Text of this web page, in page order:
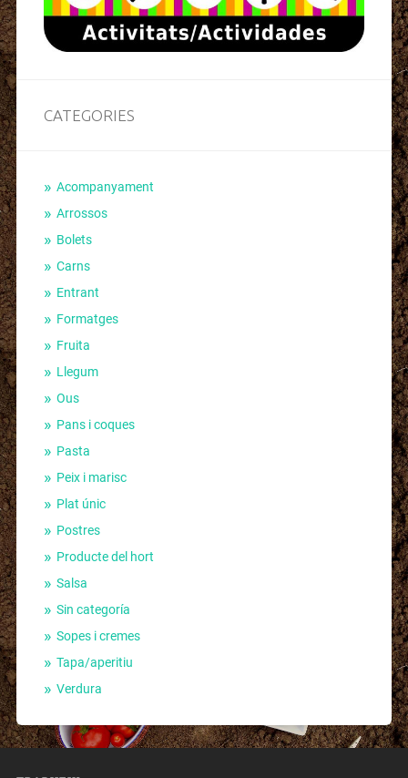
CATEGORIES
Acompanyament
Arrossos
Bolets
Carns
Entrant
Formatges
Fruita
Llegum
Ous
Pans i coques
Pasta
Peix i marisc
Plat únic
Postres
Producte del hort
Salsa
Sin categoría
Sopes i cremes
Tapa/aperitiu
Verdura